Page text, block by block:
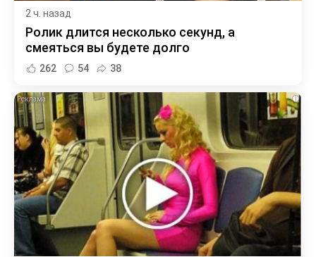
2 ч. назад
Ролик длится несколько секунд, а
смеяться вы будете долго
262 54 38
i